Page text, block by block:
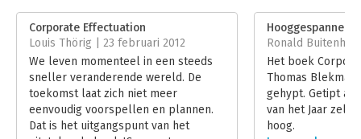
Druk:
1
Verschijningsdatum:
5-9-2011
Hoofdrubriek: Strategisch management
Corporate Effectuation
Louis Thörig | 23 februari 2012
We leven momenteel in een steeds
sneller veranderende wereld. De
toekomst laat zich niet meer
eenvoudig voorspellen en plannen.
Dat is het uitgangspunt van het
Hooggespannen
Ronald
Het boek
Thomas Blekman
gehypt. Getipt
van het Jaar
hoog.